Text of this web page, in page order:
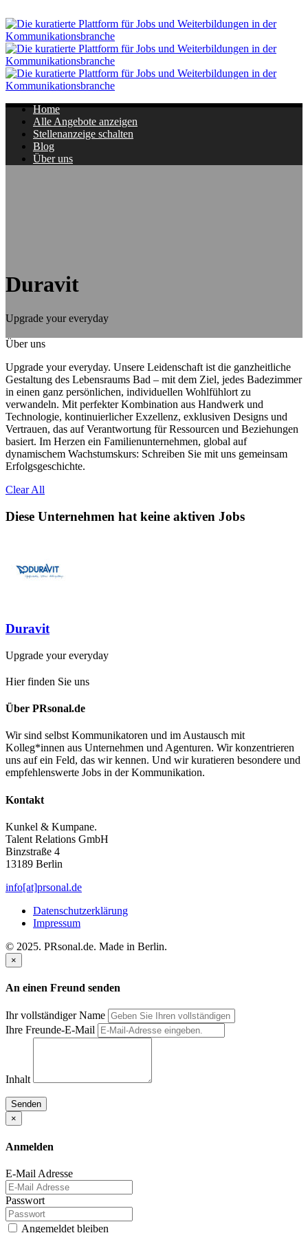
Home
Alle Angebote anzeigen
Stellenanzeige schalten
Blog
Über uns
Duravit
Upgrade your everyday
Über uns
Upgrade your everyday. Unsere Leidenschaft ist die ganzheitliche
Gestaltung des Lebensraums Bad – mit dem Ziel, jedes Badezimmer
in einen ganz persönlichen, individuellen Wohlfühlort zu
verwandeln. Mit perfekter Kombination aus Handwerk und
Technologie, kontinuierlicher Exzellenz, exklusiven Designs und
Vertrauen, das auf Verantwortung für Ressourcen und Beziehungen
basiert. Im Herzen ein Familienunternehmen, global auf
dynamischem Wachstumskurs: Schreiben Sie mit uns gemeinsam
Erfolgsgeschichte.
Clear All
Diese Unternehmen hat keine aktiven Jobs
Duravit
Upgrade your everyday
Hier finden Sie uns
Über PRsonal.de
Wir sind selbst Kommunikatoren und im Austausch mit
Kolleg*innen aus Unternehmen und Agenturen. Wir konzentrieren
uns auf ein Feld, das wir kennen. Und wir kuratieren besondere und
empfehlenswerte Jobs in der Kommunikation.
Kontakt
Kunkel & Kumpane.
Talent Relations GmbH
Binzstraße 4
13189 Berlin
info[at]prsonal.de
Datenschutzerklärung
Impressum
© 2025. PRsonal.de. Made in Berlin.
×
An einen Freund senden
Ihr vollständiger Name
Ihre Freunde-E-Mail
Inhalt
Senden
×
Anmelden
E-Mail Adresse
Passwort
Angemeldet bleiben